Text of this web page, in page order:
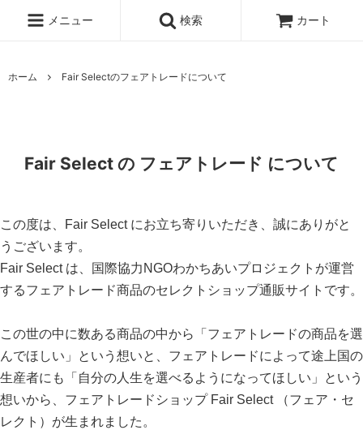
メニュー 検索 カート
ホーム Fair Selectのフェアトレードについて
Fair Select の フェアトレード について
この度は、Fair Select にお立ち寄りいただき、誠にありがと
うございます。
Fair Select は、国際協力NGOわかちあいプロジェクトが運営
するフェアトレード商品のセレクトショップ通販サイトです。
この世の中に数ある商品の中から「フェアトレードの商品を選
んでほしい」という想いと、フェアトレードによって途上国の
生産者にも「自分の人生を選べるようになってほしい」という
想いから、フェアトレードショップ Fair Select （フェア・セ
レクト）が生まれました。